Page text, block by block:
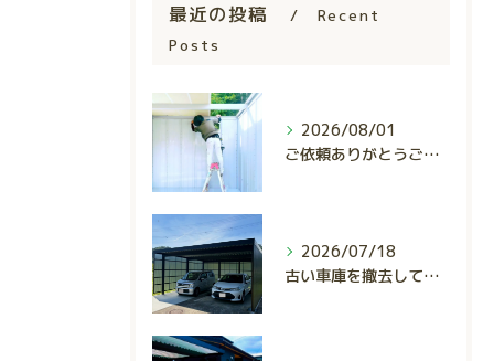
最近の投稿
Recent
Posts
2026/08/01
ご依頼ありがとうございました。
2026/07/18
古い車庫を撤去して、使いやすくスタイリッシュな駐車スペースへ...